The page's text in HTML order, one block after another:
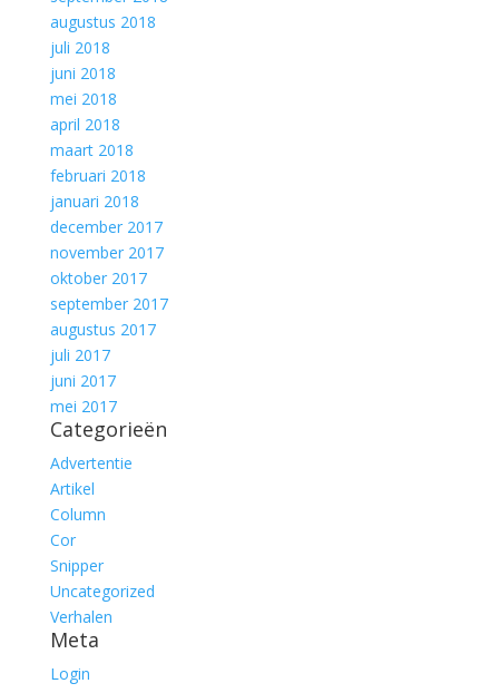
augustus 2018
juli 2018
juni 2018
mei 2018
april 2018
maart 2018
februari 2018
januari 2018
december 2017
november 2017
oktober 2017
september 2017
augustus 2017
juli 2017
juni 2017
mei 2017
Categorieën
Advertentie
Artikel
Column
Cor
Snipper
Uncategorized
Verhalen
Meta
Login